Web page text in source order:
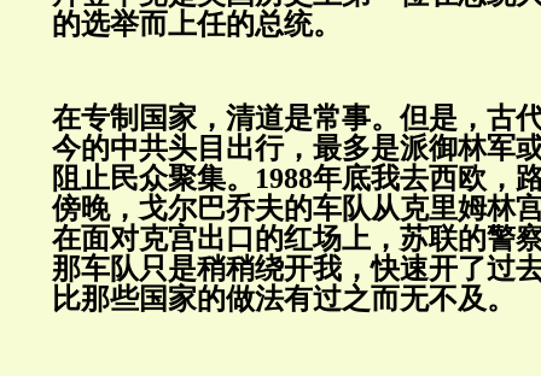
的选举而上任的总统。
在专制国家，清道是常事。但是，古
今的中共头目出行，最多是派御林军
阻止民众聚集。1988年底我去西欧，
傍晚，戈尔巴乔夫的车队从克里姆林
在面对克宫出口的红场上，苏联的警
那车队只是稍稍绕开我，快速开了过
比那些国家的做法有过之而无不及。